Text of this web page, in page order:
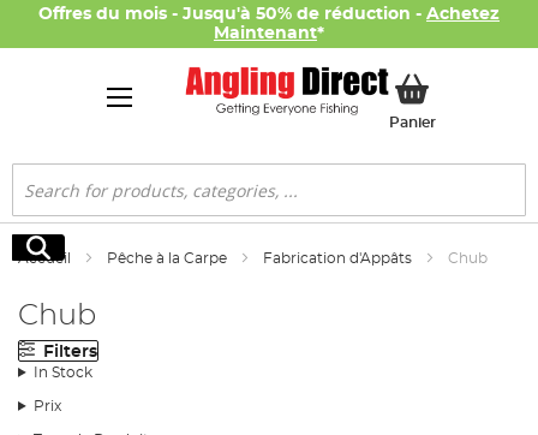
Offres du mois - Jusqu'à 50% de réduction - Achetez
Maintenant*
PanierMon panier
Rechercher
Rechercher
Accueil Pêche à la Carpe Fabrication d'Appâts Chub
Chub
Filters
In Stock
Prix